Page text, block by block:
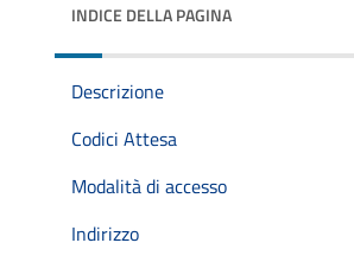
INDICE DELLA PAGINA
Descrizione
Codici Attesa
Modalità di accesso
Indirizzo